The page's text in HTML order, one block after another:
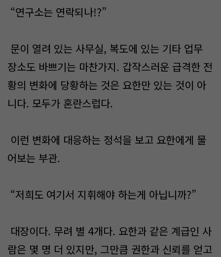
“연구소는 연락되나!?”
문이 열려 있는 사무실, 복도에 있는 기타 업무
장소도 바쁘기는 마찬가지. 갑작스러운 급격한 전
황의 변화에 당황하는 것은 요한만 있는 것이 아
니다. 모두가 혼란스럽다.
이런 변화에 대응하는 정석을 보고 요한에게 물
어보는 부관.
“저희도 여기서 지휘해야 하는게 아닙니까?”
대장이다. 무려 별 4개다. 요한과 같은 계급인 사
람은 몇 명 더 있지만, 그만큼 권한과 신뢰를 얻고